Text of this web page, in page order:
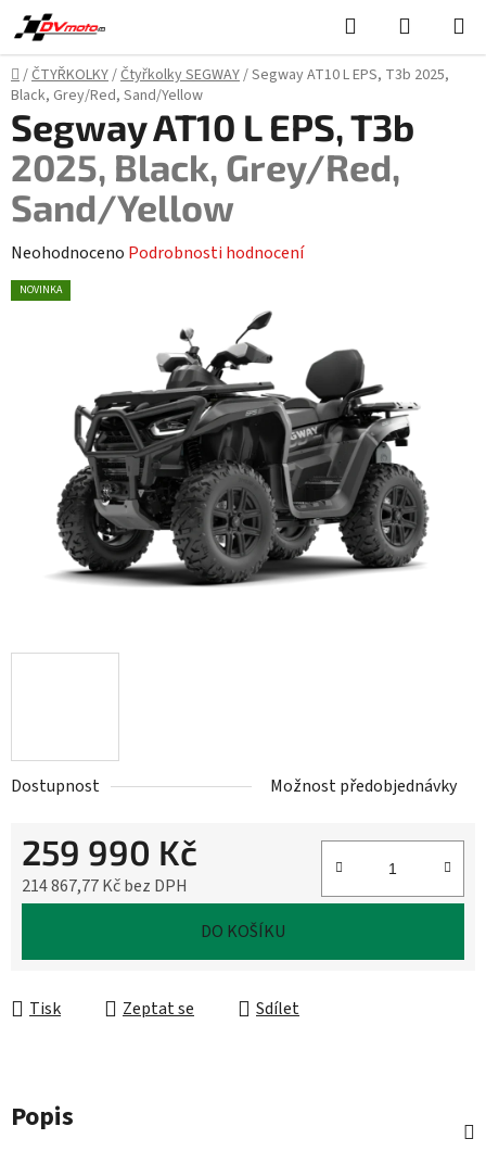
Přejít
na
obsah
Hledat
KOŠÍK
Domů
/ČTYŘKOLKY/Čtyřkolky SEGWAY/Segway AT10 L EPS, T3b 2025,
Black, Grey/Red, Sand/Yellow
Dostupnost Možnost předobjednávky
259 990 Kč
214 867,77 Kč bez DPH
DO KOŠÍKU
Tisk Zeptat se Sdílet
Segway AT10 L EPS, T3b
2025, Black, Grey/Red,
Sand/Yellow
Průměrné
hodnocení
hvězdiček.
Neohodnoceno Podrobnosti hodnocení
NOVINKA
Popis